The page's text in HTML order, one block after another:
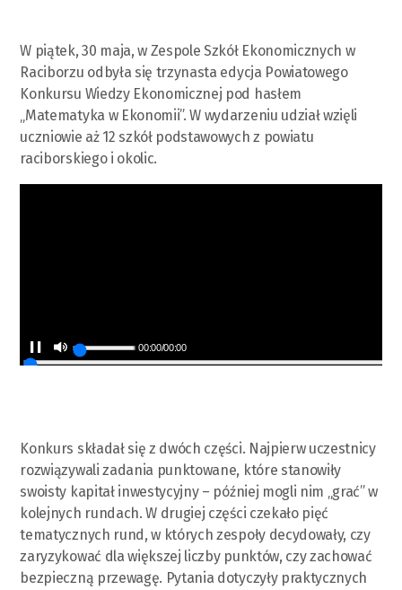
W piątek, 30 maja, w Zespole Szkół Ekonomicznych w
Raciborzu odbyła się trzynasta edycja Powiatowego
Konkursu Wiedzy Ekonomicznej pod hasłem
„Matematyka w Ekonomii”. W wydarzeniu udział wzięli
uczniowie aż 12 szkół podstawowych z powiatu
raciborskiego i okolic.
00:00/00:00
Konkurs składał się z dwóch części. Najpierw uczestnicy
rozwiązywali zadania punktowane, które stanowiły
swoisty kapitał inwestycyjny – później mogli nim „grać” w
kolejnych rundach. W drugiej części czekało pięć
tematycznych rund, w których zespoły decydowały, czy
zaryzykować dla większej liczby punktów, czy zachować
bezpieczną przewagę. Pytania dotyczyły praktycznych